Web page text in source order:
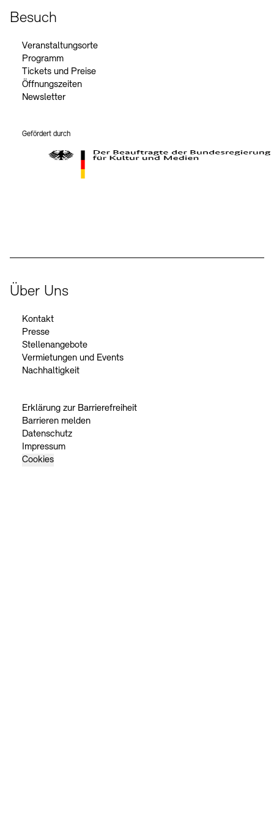
Besuch
Veranstaltungsorte
Programm
Tickets und Preise
Öffnungszeiten
Newsletter
Gefördert durch
Über Uns
Kontakt
Presse
Stellenangebote
Vermietungen und Events
Nachhaltigkeit
Erklärung zur Barrierefreiheit
Barrieren melden
Datenschutz
Impressum
Cookies